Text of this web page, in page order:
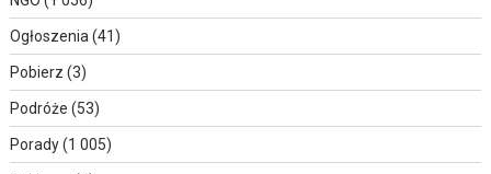
Ogłoszenia(41)
Pobierz (3)
Podróże (53)
Porady(1 005)